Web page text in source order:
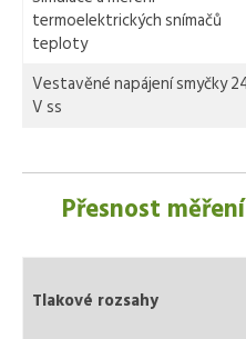
termoelektrických snímačů
teploty
Vestavěné napájení smyčky
V ss
Přesnost
Tlakové rozsahy